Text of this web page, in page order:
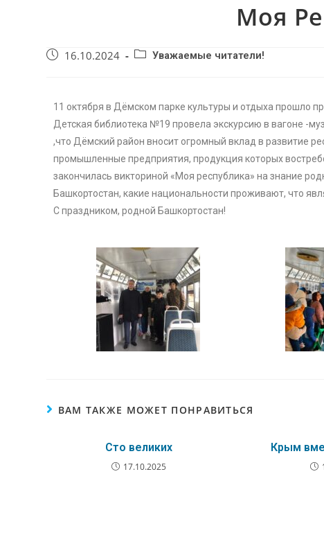
Моя
16.10.2024 Уважаемые читатели!
11 октября в Дёмском парке культуры и отдыха прошло
Детская библиотека №19 провела экскурсию в вагоне -
,что Дёмский район вносит огромный вклад в развитие
промышленные предприятия, продукция которых
закончилась викториной «Моя республика» на знание
Башкортостан, какие национальности проживают, что
С праздником, родной Башкортостан!
ВАМ ТАКЖЕ МОЖЕТ ПОНРАВИТЬСЯ
Сто великих
17.10.2025
Крым